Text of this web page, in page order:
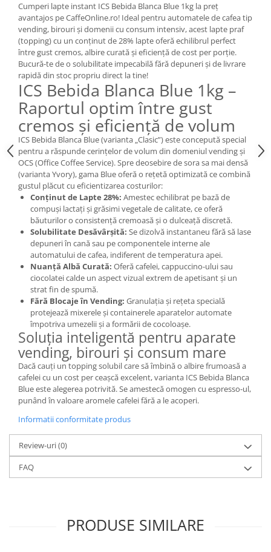
Cumperi lapte instant ICS Bebida Blanca Blue 1kg la preț
avantajos pe CaffeOnline.ro! Ideal pentru automatele de cafea tip
vending, birouri și domenii cu consum intensiv, acest lapte praf
(topping) cu un conținut de 28% lapte oferă echilibrul perfect
între gust cremos, albire curată și eficiență de cost per porție.
Bucură-te de o solubilitate impecabilă fără depuneri și de livrare
rapidă din stoc propriu direct la tine!
ICS Bebida Blanca Blue 1kg –
Raportul optim între gust
cremos și eficiență de volum
ICS Bebida Blanca Blue (varianta „Clasic”) este concepută special
pentru a răspunde cerințelor de volum din domeniul vending și
OCS (Office Coffee Service). Spre deosebire de sora sa mai densă
(varianta Yvory), gama Blue oferă o rețetă optimizată ce combină
gustul plăcut cu eficientizarea costurilor:
Conținut de Lapte 28%: Amestec echilibrat pe bază de
compuși lactați și grăsimi vegetale de calitate, ce oferă
băuturilor o consistență cremoasă și o dulceață discretă.
Solubilitate Desăvârșită: Se dizolvă instantaneu fără să lase
depuneri în cană sau pe componentele interne ale
automatului de cafea, indiferent de temperatura apei.
Nuanță Albă Curată: Oferă cafelei, cappuccino-ului sau
ciocolatei calde un aspect vizual extrem de apetisant și un
strat fin de spumă.
Fără Blocaje în Vending: Granulația și rețeta specială
protejează mixerele și containerele aparatelor automate
împotriva umezelii și a formării de cocoloașe.
Soluția inteligentă pentru aparate
vending, birouri și consum mare
Dacă cauți un topping solubil care să îmbină o albire frumoasă a
cafelei cu un cost per ceașcă excelent, varianta ICS Bebida Blanca
Blue este alegerea potrivită. Se amestecă omogen cu espresso-ul,
punând în valoare aromele cafelei fără a le acoperi.
Informatii conformitate produs
Review-uri(0)
FAQ
PRODUSE SIMILARE